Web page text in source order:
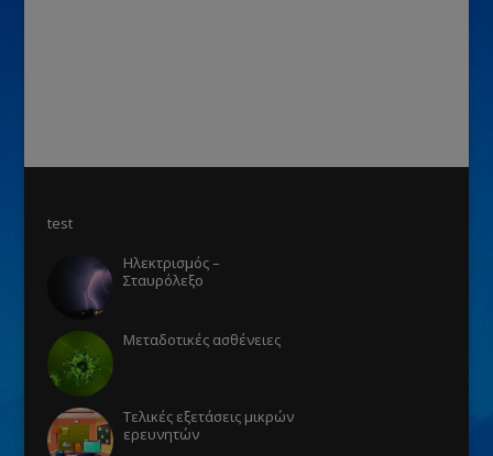
test
Ηλεκτρισμός –
Σταυρόλεξο
Μεταδοτικές ασθένειες
Τελικές εξετάσεις μικρών
ερευνητών